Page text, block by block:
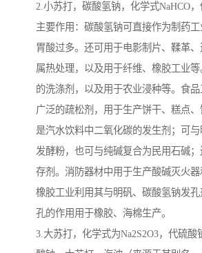
2.小苏打，碳酸氢钠，化学式NaHCO，
主要作用：碳酸氢钠可直接作为制药
胃酸过多。还可用于电影制片、鞣革
属热处理，以及用于纤维、橡胶工业
的洗涤剂，以及用于农业浸种等。食
广泛的疏松剂，用于生产饼干、糕点、
是汽水饮料中二氧化碳的发生剂；可
发酵粉，也可与纯碱复合为民用石碱
存剂。消防器材中用于生产酸碱灭火器
橡胶工业利用其与明矾、碳酸氢钠发
孔的作用用于橡胶、海棉生产。
3.大苏打，化学式为Na2S2O3，代硫酸